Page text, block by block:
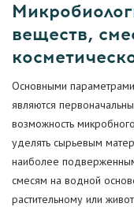
веществ,
Основными
являются
возможность
уделять сырьевым
наиболее
смесям на водной
растительному или